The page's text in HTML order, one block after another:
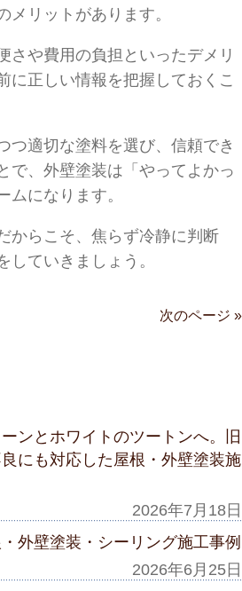
メリットがあります。
さや費用の負担といったデメリ
に正しい情報を把握しておくこ
つ適切な塗料を選び、信頼でき
で、外壁塗装は「やってよかっ
ムになります。
からこそ、焦らず冷静に判断
していきましょう。
次のページ »
ンとホワイトのツートンへ。旧
にも対応した屋根・外壁塗装施
2026年7月18日
外壁塗装・シーリング施工事例
2026年6月25日